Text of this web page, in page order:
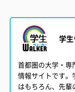
学
首都圏の大学・専
情報サイトです。
はもちろん、先